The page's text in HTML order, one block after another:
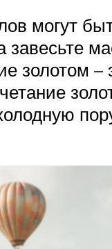
могут
завесьте
золотом